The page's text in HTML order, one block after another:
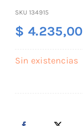
Outlet
Noticias
SKU 134915
$ 4.235,00
Sin existencias